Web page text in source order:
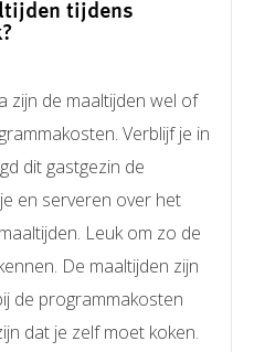
tijdens
zijn de maaltijden wel of
Verblijf je in
dit gastgezin de
en serveren over het
Leuk om zo de
De maaltijden zijn
de programmakosten
dat je zelf moet koken.